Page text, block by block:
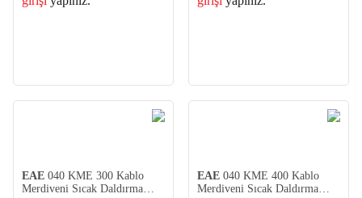
EAE 040 KME 300 Kablo
Merdiveni Sıcak Daldırma
EAE 040 KME 400 Kablo
Merdiveni Sıcak Daldırma